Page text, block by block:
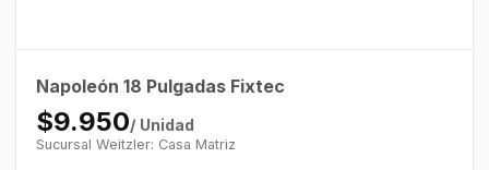
Napoleón 18 Pulgadas Fixtec
$9.950/ Unidad
Sucursal Weitzler: Casa Matriz